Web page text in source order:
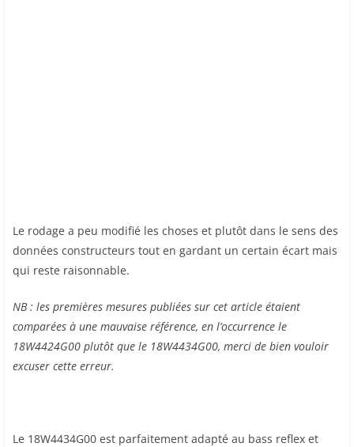
Le rodage a peu modifié les choses et plutôt dans le sens des
données constructeurs tout en gardant un certain écart mais
qui reste raisonnable.
NB : les premières mesures publiées sur cet article étaient
comparées à une mauvaise référence, en l’occurrence le
18W4424G00 plutôt que le 18W4434G00, merci de bien vouloir
excuser cette erreur.
Le 18W4434G00 est parfaitement adapté au bass reflex et